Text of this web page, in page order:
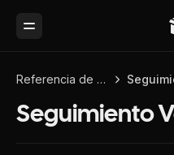
Toggle Menu
Referencia de API
Seguimiento